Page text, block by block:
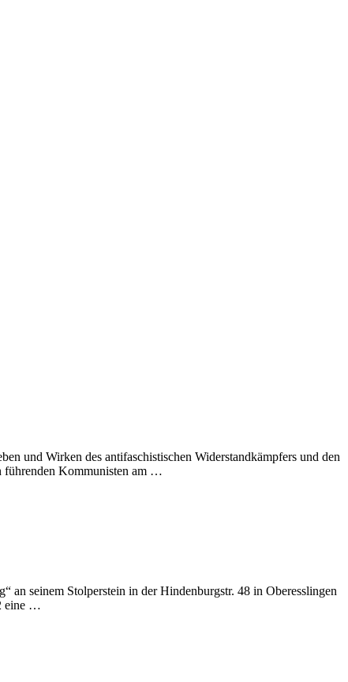
und Wirken des antifaschistischen Widerstandkämpfers und den
führenden Kommunisten am …
an seinem Stolperstein in der Hindenburgstr. 48 in Oberesslingen
eine …